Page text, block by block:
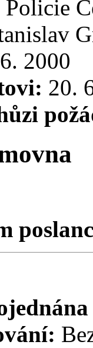
Policie
2000
20.